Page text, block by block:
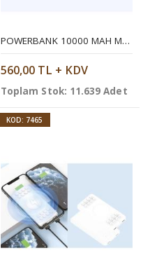
POWERBANK 10000 MAH MOBIL ŞARJ CIHAZI
560,00 TL + KDV
Toplam Stok: 11.639 Adet
KOD: 7465